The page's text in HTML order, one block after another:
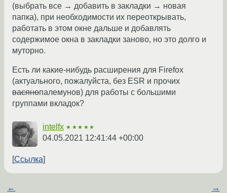
(выбрать все → добавить в закладки → новая
папка), при необходимости их переоткрывать,
работать в этом окне дальше и добавлять
содержимое окна в закладки заново, но это долго и
муторно.
Есть ли какие-нибудь расширения для Firefox
(актуального, пожалуйста, без ESR и прочих
васянопалемунов) для работы с большими
группами вкладок?
intelfx ★★★★★
04.05.2021 12:41:44 +00:00
Ссылка
← →